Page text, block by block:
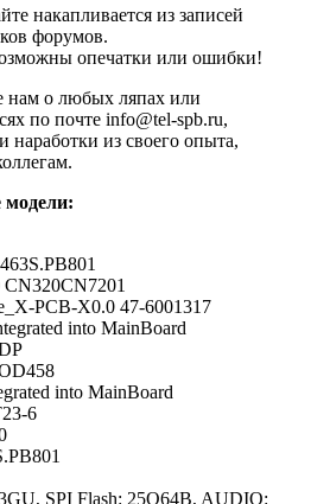
накапливается из записей
форумов.
опечатки или ошибки!
нам о любых ляпах или
по почте info@tel-spb.ru,
из своего опыта,
PCB-X0.0 47-6001317
into MainBoard
into MainBoard
6
SPI Flash: 25Q64B, AUDIO: